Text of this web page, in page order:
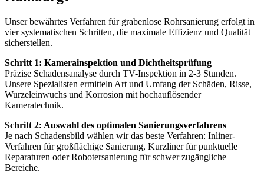
Unser bewährtes Verfahren für grabenlose Rohrsanierung erfolgt in
vier systematischen Schritten, die maximale Effizienz und Qualität
sicherstellen.
Schritt 1: Kamerainspektion und Dichtheitsprüfung
Präzise Schadensanalyse durch TV-Inspektion in 2-3 Stunden.
Unsere Spezialisten ermitteln Art und Umfang der Schäden, Risse,
Wurzeleinwuchs und Korrosion mit hochauflösender
Kameratechnik.
Schritt 2: Auswahl des optimalen Sanierungsverfahrens
Je nach Schadensbild wählen wir das beste Verfahren: Inliner-
Verfahren für großflächige Sanierung, Kurzliner für punktuelle
Reparaturen oder Robotersanierung für schwer zugängliche
Bereiche.